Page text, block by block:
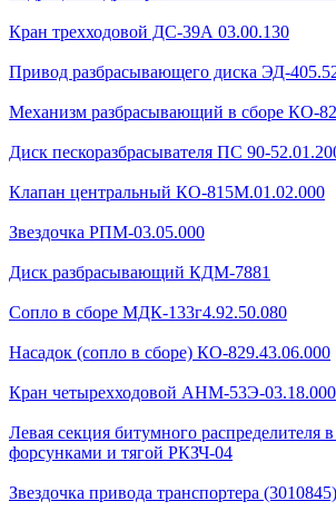
Кран трехходовой ДС-39А 03.00.130
Привод разбрасывающего диска ЭД-
Механизм разбрасывающий в сборе КО-
Диск пескоразбрасывателя ПС 90-
Клапан центральный КО-815М.01.02.000
Звездочка РПМ-03.05.000
Диск разбрасывающий КДМ-7881
Сопло в сборе МДК-133г4.92.50.080
Насадок (сопло в сборе) КО-829.43.06.000
Кран четырехходовой AHМ-53Э-03.18.000
Левая секция битумного распределителя в
форсунками и тягой РКЗЧ-04
Звездочка привода транспортера